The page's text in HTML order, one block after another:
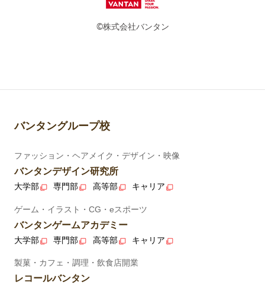
©株式会社バンタン
バンタングループ校
ファッション・ヘアメイク・デザイン・映像
バンタンデザイン研究所
大学部 専門部 高等部 キャリア
ゲーム・イラスト・CG・eスポーツ
バンタンゲームアカデミー
大学部 専門部 高等部 キャリア
製菓・カフェ・調理・飲食店開業
レコールバンタン